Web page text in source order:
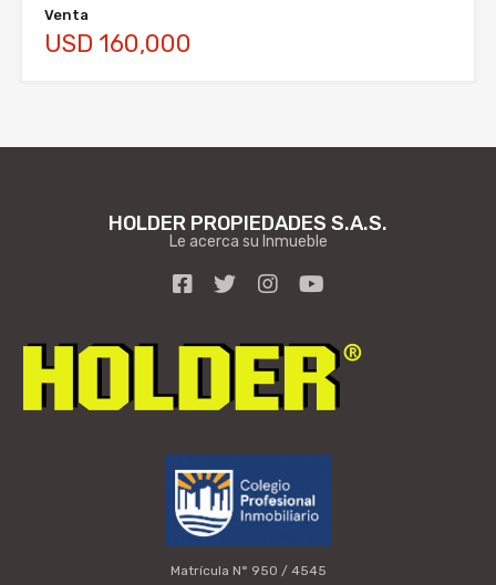
Venta
USD 160,000
HOLDER PROPIEDADES S.A.S.
Le acerca su Inmueble
Matrícula N° 950 / 4545